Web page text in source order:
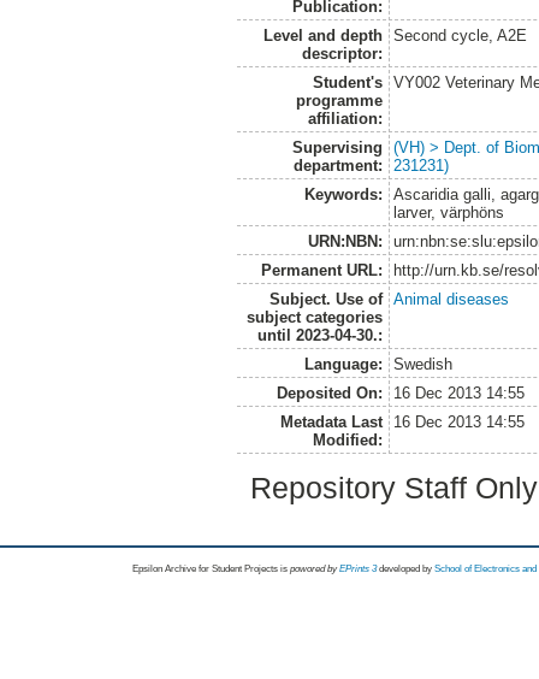
Publication:
Level and depth
descriptor:
Second cycle, A2E
Student's
programme
affiliation:
VY002 Veterinary
Supervising
department:
(VH) > Dept. of
231231)
Keywords:
Ascaridia galli,
larver, värphöns
URN:NBN:
Permanent URL:
http://urn.kb.se/
Subject. Use of
subject categories
until 2023-04-30.:
Animal diseases
Language:
Swedish
Deposited On:
16 Dec 2013 14:55
Metadata Last
Modified:
16 Dec 2013 14:55
Repository Staff
Epsilon Archive for Student Projects is powored byEPrints 3 developed by School of Electronics